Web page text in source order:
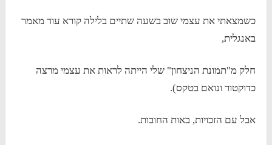
כשמצאתי את עצמי שוב בשעה שתיים בלילה קורא עוד מאמר
באנגלית,
חלק מ"תמונת הניצחון" שלי הייתה לראות את עצמי מרצה
כדוקטור ונואם בטקס).
אבל עם הזכויות, באות החובות.